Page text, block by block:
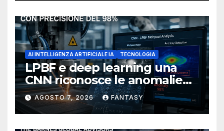
AI INTELLIGENZA ARTIFICIALE IA TECNOLOGIA
LPBF e deep learning una
CNN riconosce le anomalie
del bagno di fusione
AGOSTO 7, 2026 FANTASY